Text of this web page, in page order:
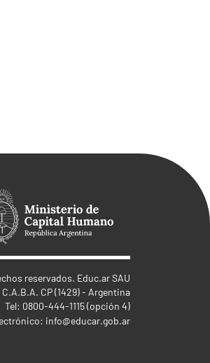
reservados. Educ.ar SAU
CP (1429) - Argentina
Tel: 0800-444-1115 (opción 4)
info@educar.gob.ar